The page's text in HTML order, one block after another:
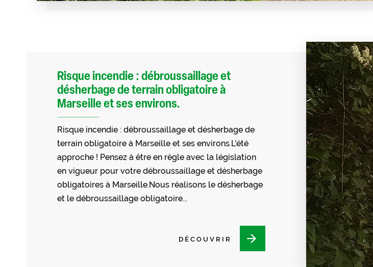
Risque incendie : débroussaillage et
désherbage de terrain obligatoire à
Marseille et ses environs.
Risque incendie : débroussaillage et désherbage de
terrain obligatoire à Marseille et ses environs.L'été
approche ! Pensez à être en règle avec la législation
en vigueur pour votre débroussaillage et désherbage
obligatoires à Marseille.Nous réalisons le désherbage
et le débroussaillage obligatoire...
DÉCOUVRIR